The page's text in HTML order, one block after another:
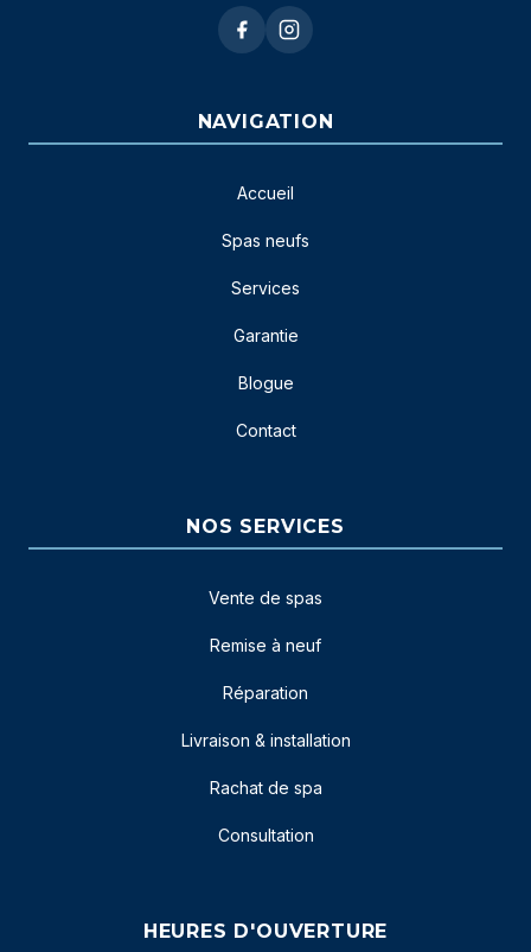
NAVIGATION
Accueil
Spas neufs
Services
Garantie
Blogue
Contact
NOS SERVICES
Vente de spas
Remise à neuf
Réparation
Livraison & installation
Rachat de spa
Consultation
HEURES D'OUVERTURE